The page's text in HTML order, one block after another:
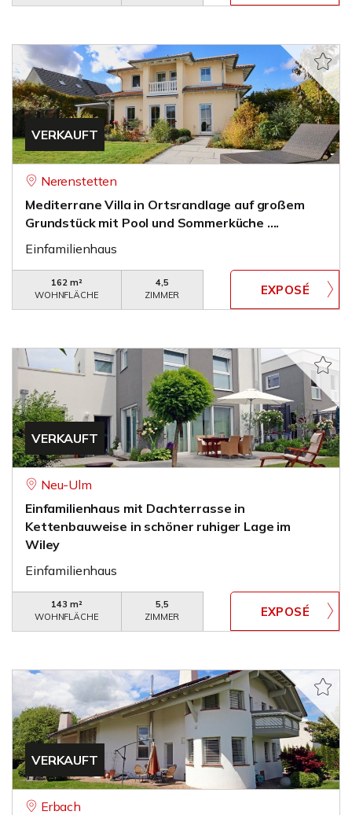
VERKAUFT
Nerenstetten
Mediterrane Villa in Ortsrandlage auf großem
Grundstück mit Pool und Sommerküche ....
Einfamilienhaus
162 m²
WOHNFLÄCHE
4,5
ZIMMER
VERKAUFT
Neu-Ulm
Einfamilienhaus mit Dachterrasse in
Kettenbauweise in schöner ruhiger Lage im
Wiley
Einfamilienhaus
143 m²
WOHNFLÄCHE
5,5
ZIMMER
VERKAUFT
Erbach